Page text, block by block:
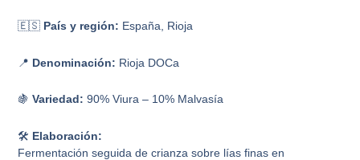
🇪🇸 País y región: España, Rioja
📍 Denominación: Rioja DOCa
🍇Variedad: 90% Viura – 10% Malvasía
🛠️ Elaboración:
Fermentación seguida de crianza sobre lías finas en